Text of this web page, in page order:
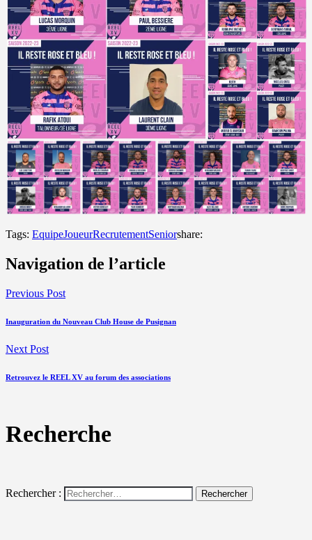
Tags: EquipeJoueurRecrutementSeniorshare:
Navigation de l’article
Previous Post
Inauguration du Nouveau Club House de Pusignan
Next Post
Retrouvez le REEL XV au forum des associations
Recherche
Rechercher :